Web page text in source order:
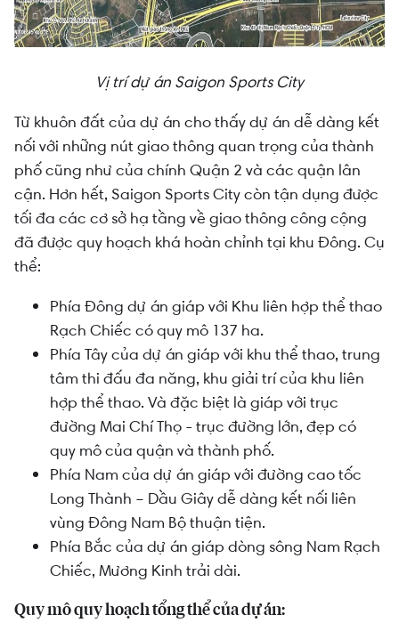
Vị trí dự án Saigon Sports City
Từ khuôn đất của dự án cho thấy dự án dễ dàng kết
nối với những nút giao thông quan trọng của thành
phố cũng như của chính Quận 2 và các quận lân
cận. Hơn hết, Saigon Sports City còn tận dụng được
tối đa các cơ sở hạ tầng về giao thông công cộng
đã được quy hoạch khá hoàn chỉnh tại khu Đông. Cụ
thể:
Phía Đông dự án giáp với Khu liên hợp thể thao
Rạch Chiếc có quy mô 137 ha.
Phía Tây của dự án giáp với khu thể thao, trung
tâm thi đấu đa năng, khu giải trí của khu liên
hợp thể thao. Và đặc biệt là giáp với trục
đường Mai Chí Thọ - trục đường lớn, đẹp có
quy mô của quận và thành phố.
Phía Nam của dự án giáp với đường cao tốc
Long Thành – Dầu Giây dễ dàng kết nối liên
vùng Đông Nam Bộ thuận tiện.
Phía Bắc của dự án giáp dòng sông Nam Rạch
Chiếc, Mương Kinh trải dài.
Quy mô quy hoạch tổng thể của dự án: